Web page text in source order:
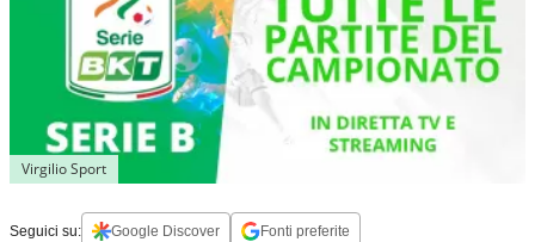
Virgilio Sport
Seguici su: Google Discover Fonti preferite